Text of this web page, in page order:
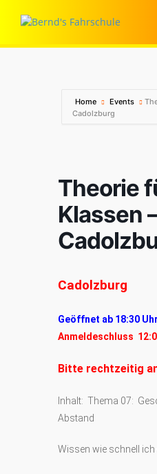
Home Events
Cadolzburg
Theorie
Klassen
Cadolzburg
Geöffnet ab 18:30
Anmeldeschluss
Bitte rechtzeitig
Inhalt: Thema 07:
Abstand
Wissen wie schnell ich